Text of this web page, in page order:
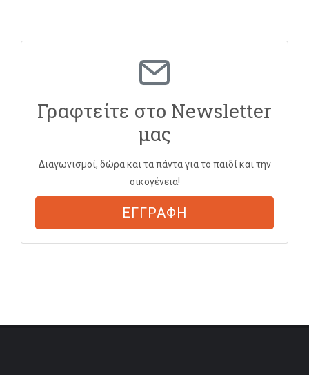
Γραφτείτε στο Newsletter
μας
Διαγωνισμοί, δώρα και τα πάντα για το παιδί και την
οικογένεια!
ΕΓΓΡΑΦΗ